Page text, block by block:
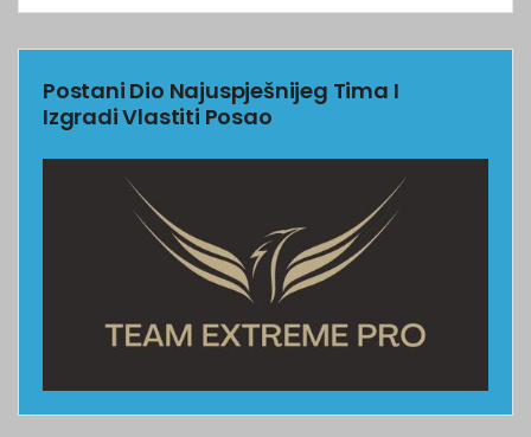
Postani Dio Najuspješnijeg Tima I
Izgradi Vlastiti Posao